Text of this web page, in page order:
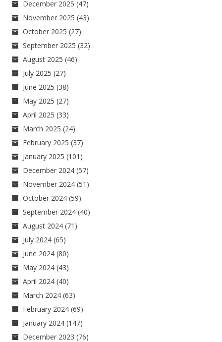
December 2025 (47)
November 2025 (43)
October 2025 (27)
September 2025 (32)
August 2025 (46)
July 2025 (27)
June 2025 (38)
May 2025 (27)
April 2025 (33)
March 2025 (24)
February 2025 (37)
January 2025 (101)
December 2024 (57)
November 2024 (51)
October 2024 (59)
September 2024 (40)
August 2024 (71)
July 2024 (65)
June 2024 (80)
May 2024 (43)
April 2024 (40)
March 2024 (63)
February 2024 (69)
January 2024 (147)
December 2023 (76)